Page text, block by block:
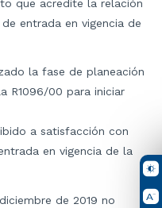
que acredite la relación
entrada en vigencia de
la fase de planeación
R1096/00 para iniciar
a satisfacción con
en vigencia de la
de 2019 no